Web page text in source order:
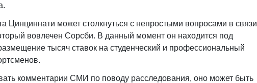
Цинциннати может столкнуться с непростыми вопросами в связи
вовлечен Сорсби. В данный момент он находится под
тысяч ставок на студенческий и профессиональный
комментарии СМИ по поводу расследования, оно может быть